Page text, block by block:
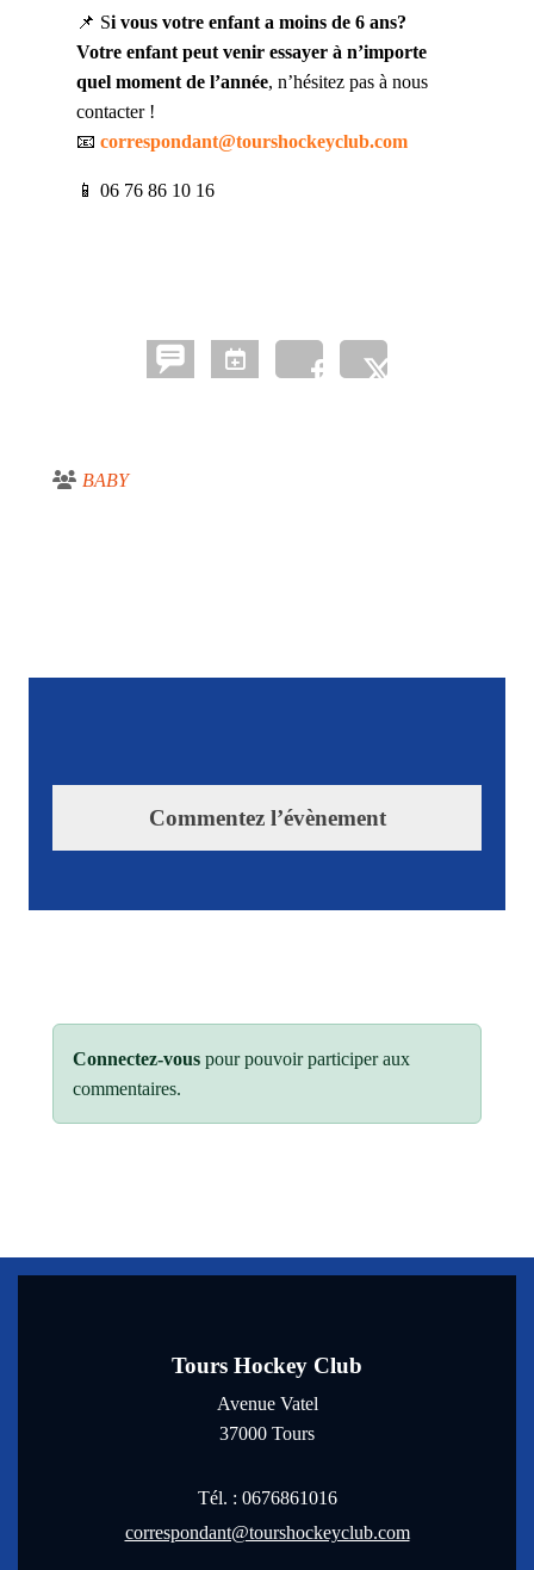
📌 Si vous votre enfant a moins de 6 ans?
Votre enfant peut venir essayer à n’importe
quel moment de l’année, n’hésitez pas à nous
contacter !
📧 correspondant@tourshockeyclub.com
📱 06 76 86 10 16
BABY
Commentez l’évènement
Connectez-vous pour pouvoir participer aux
commentaires.
Tours Hockey Club
Avenue Vatel
37000 Tours
Tél. : 0676861016
correspondant@tourshockeyclub.com